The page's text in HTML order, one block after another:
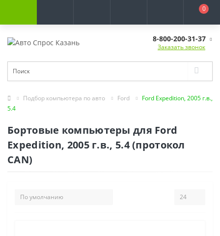
0
8-800-200-31-37
Заказать звонок
Подбор компьютера по авто Ford
Ford Expedition, 2005 г.в.,
5.4
Бортовые компьютеры для Ford
Expedition, 2005 г.в., 5.4 (протокол
CAN)